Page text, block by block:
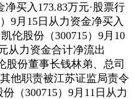
净买入173.83万元·股票行
9月15日从力资金净买入
伦股份（300715）9月10
从力资金合计净流出
股份董事长钱林弟、总司
他职责被江苏证监局责令
（300715）9月11日从力